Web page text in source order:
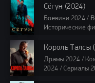
Фильмы 4K /
Смотреть
118 мин.
Сёгун (2024)
Боевики 2024 /
Исторические
Сериалы 4K /
TVShows /
озвучке
все серии по 45
Король Талсы
Драмы 2024 /
2024 / Сериалы